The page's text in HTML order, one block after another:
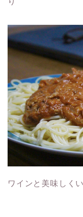
ワインと美味しく